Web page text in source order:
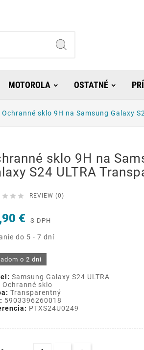
MOTOROLA OSTATNÉ
Ochranné sklo 9H na Samsung Galaxy
sklo 9H na
S24 ULTRA
   REVIEW (0)
€ S DPH
do 5 - 7 dní
o 2 dni
Samsung Galaxy S24 ULTRA
Ochranné sklo
Transparentný
5903396260018
PTXS24U0249